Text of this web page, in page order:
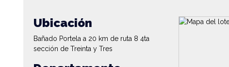
Ubicación
Bañado Portela a 20 km de ruta 8 4ta
sección de Treinta y Tres